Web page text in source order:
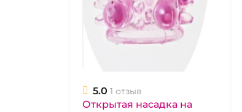
5.0 1 отзыв
Открытая насадка на